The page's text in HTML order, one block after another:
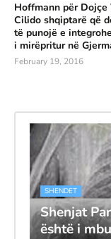
Hoffmann për Dojçe
Cilido shqiptarë që
të punojë e
i mirëpritur në
February 19, 2016
SHENDET
Shenjat
është i